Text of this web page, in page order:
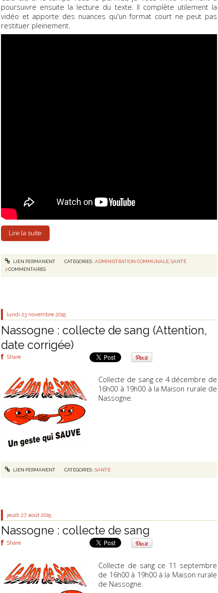
poursuivre ensuite la lecture du texte. Il complète utilement la
vidéo et apporte des nuances qu'un format court ne peut pas
restituer pleinement.
Lire la suite
LIEN PERMANENT CATÉGORIES :ADMINISTRATION COMMUNALE, SANTÉ
2COMMENTAIRES
lundi 23 novembre 2015
Nassogne : collecte de sang (Attention,
date corrigée)
Share
Collecte de sang ce 4 décembre de
16h00 à 19h00 à la Maison rurale de
Nassogne.
LIEN PERMANENT CATÉGORIES :SANTÉ
jeudi 27 août 2015
Nassogne : collecte de sang
Share
Collecte de sang ce 11 septembre
de 16h00 à 19h00 à la Maison rurale
de Nassogne.